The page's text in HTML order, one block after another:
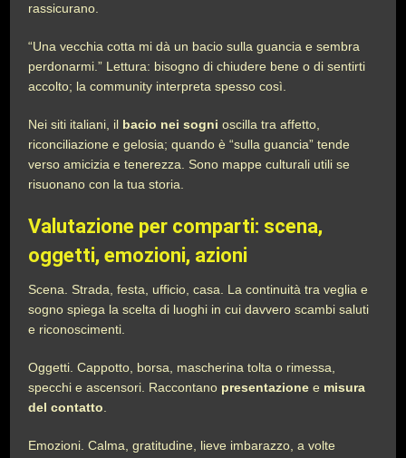
rassicurano.
“Una vecchia cotta mi dà un bacio sulla guancia e sembra
perdonarmi.” Lettura: bisogno di chiudere bene o di sentirti
accolto; la community interpreta spesso così.
Nei siti italiani, il bacio nei sogni oscilla tra affetto,
riconciliazione e gelosia; quando è “sulla guancia” tende
verso amicizia e tenerezza. Sono mappe culturali utili se
risuonano con la tua storia.
Valutazione per comparti: scena,
oggetti, emozioni, azioni
Scena. Strada, festa, ufficio, casa. La continuità tra veglia e
sogno spiega la scelta di luoghi in cui davvero scambi saluti
e riconoscimenti.
Oggetti. Cappotto, borsa, mascherina tolta o rimessa,
specchi e ascensori. Raccontano presentazione e misura
del contatto
Emozioni. Calma, gratitudine, lieve imbarazzo, a volte